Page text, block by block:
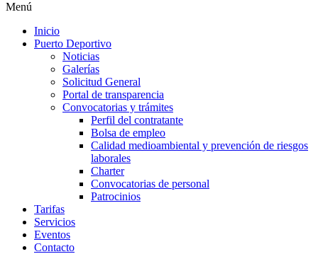
Menú
Inicio
Puerto Deportivo
Noticias
Galerías
Solicitud General
Portal de transparencia
Convocatorias y trámites
Perfil del contratante
Bolsa de empleo
Calidad medioambiental y prevención de riesgos
laborales
Charter
Convocatorias de personal
Patrocinios
Tarifas
Servicios
Eventos
Contacto